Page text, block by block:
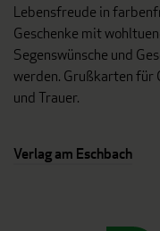
Lebensfreude in
Geschenke mit
Segenswünsche und
werden. Grußkarten für
und Trauer.
Verlag am Eschbach